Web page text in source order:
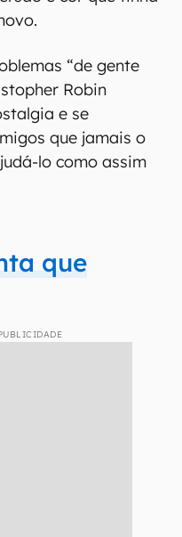
“de gente
Robin
e se
que jamais o
lo como assim
que